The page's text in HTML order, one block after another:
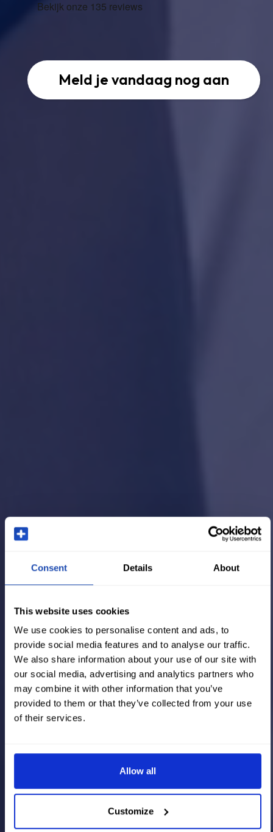
Consent Details About
This website uses cookies
We use cookies to personalise content and ads, to
provide social media features and to analyse our traffic.
We also share information about your use of our site with
our social media, advertising and analytics partners who
may combine it with other information that you’ve
provided to them or that they’ve collected from your use
of their services.
Allow all
Customize
Meld je vandaag nog aan